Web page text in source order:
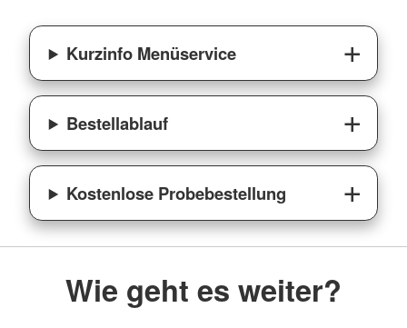
Kurzinfo Menüservice
Bestellablauf
Kostenlose Probebestellung
Wie geht es weiter?